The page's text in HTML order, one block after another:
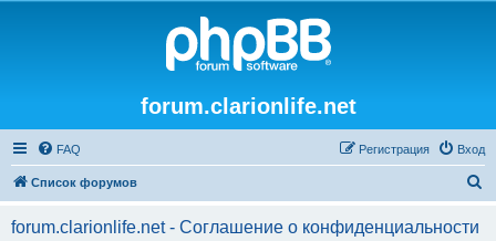
forum.clarionlife.net
FAQ Вход
Регистрация
Список форумов
forum.clarionlife.net - Соглашение о конфиденциальности